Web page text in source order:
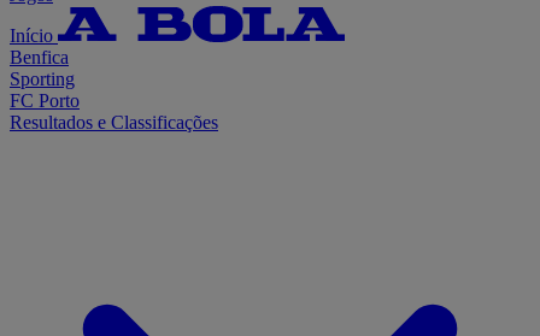
Início
Benfica
Sporting
FC Porto
Resultados e Classificações